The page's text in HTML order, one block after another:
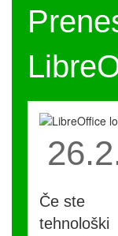
Če ste
tehnološki